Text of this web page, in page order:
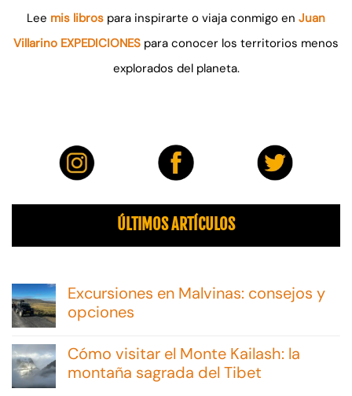
Lee mis libros para inspirarte o viaja conmigo en Juan
Villarino EXPEDICIONES para conocer los territorios menos
explorados del planeta.
ÚLTIMOS ARTÍCULOS
Excursiones en Malvinas: consejos y
opciones
hay
comentarios
en
Excursiones
Cómo visitar el Monte Kailash: la
montaña sagrada del Tibet